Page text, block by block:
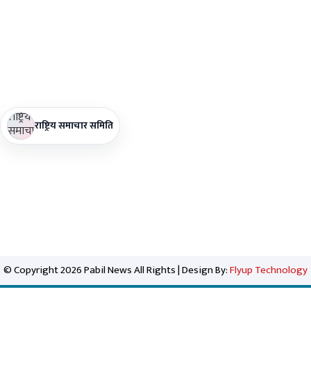
राष्ट्रिय समाचार समिति
© Copyright 2026 Pabil News All Rights | Design By:Flyup Technology